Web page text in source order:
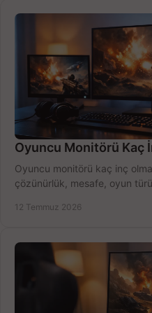
Oyuncu Monitörü Kaç
Oyuncu monitörü kaç inç
çözünürlük, mesafe, oyun
12 Temmuz 2026